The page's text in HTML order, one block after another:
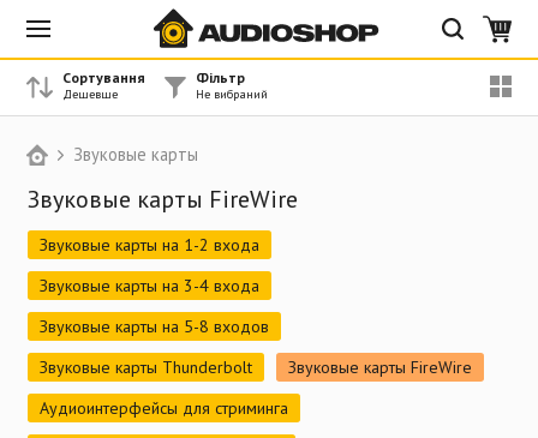
Звуковые карты
Звуковые карты FireWire
Звуковые карты на 1-2 входа
Звуковые карты на 3-4 входа
Звуковые карты на 5-8 входов
Звуковые карты Thunderbolt
Звуковые карты FireWire
Аудиоинтерфейсы для стриминга
Сортування Фільтр